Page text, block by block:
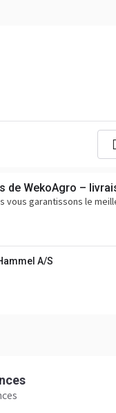
de WekoAgro –
vous garantissons le
A/S